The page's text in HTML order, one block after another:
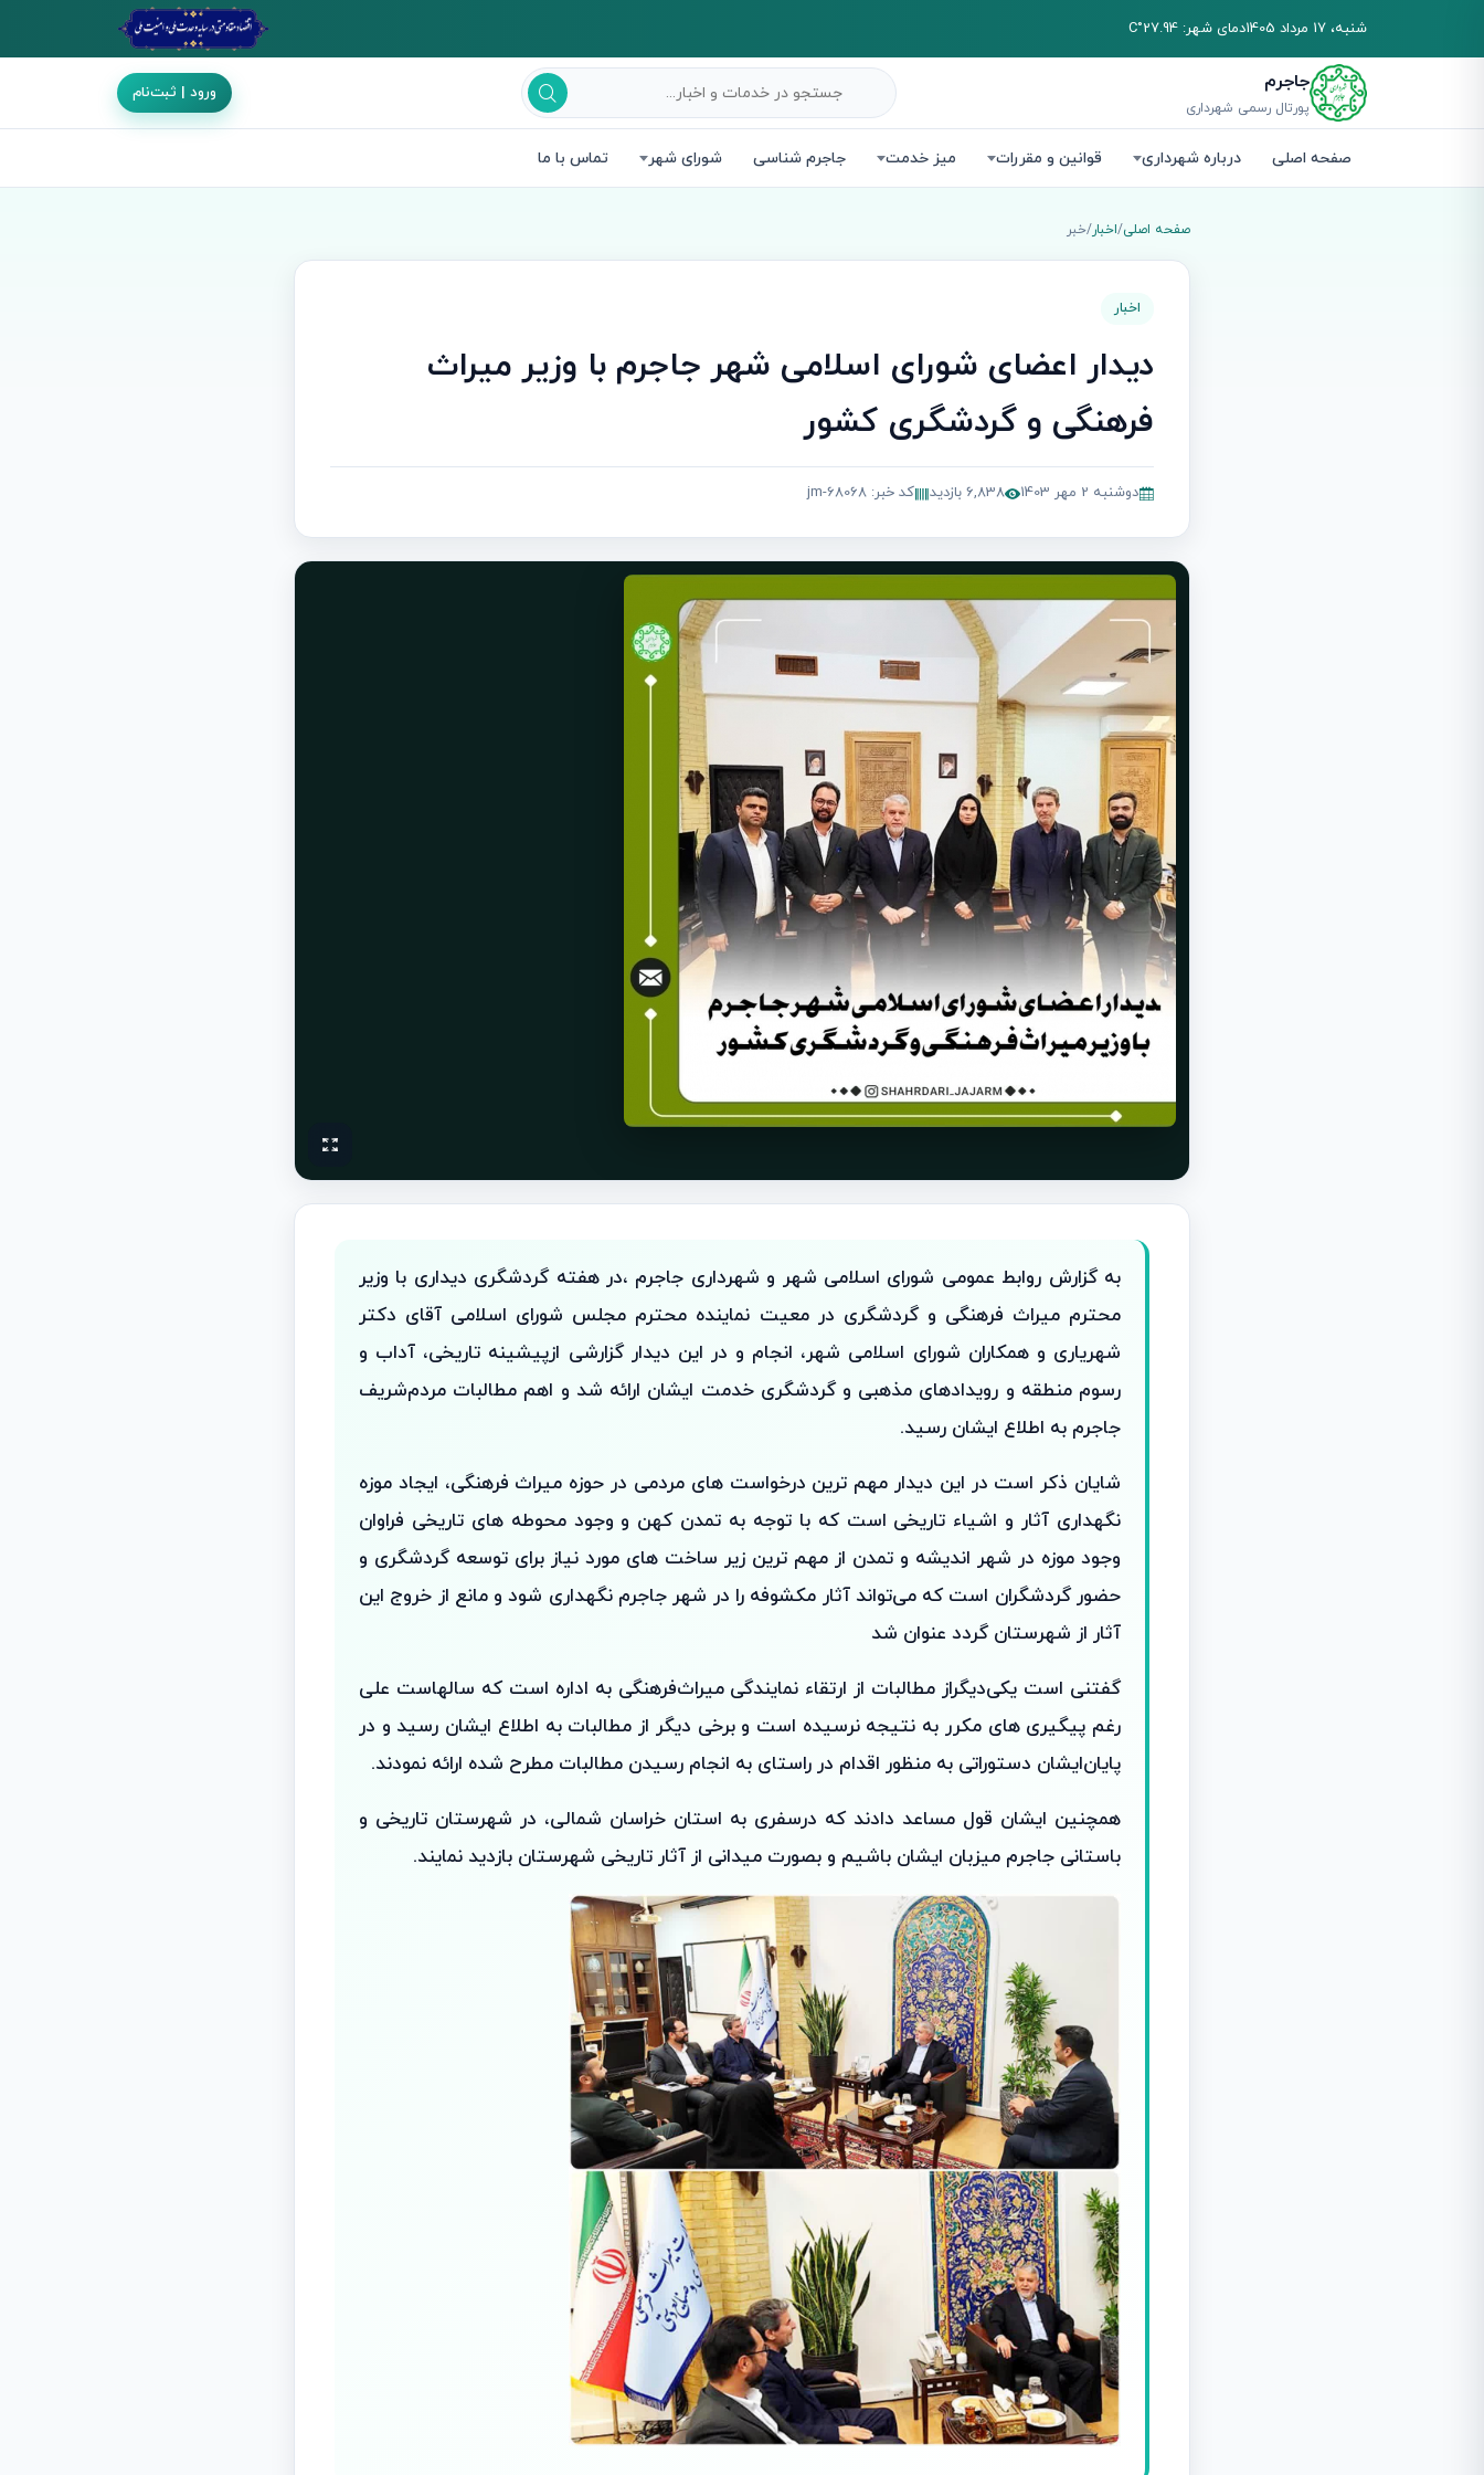
شنبه، 17 مرداد 1405 دمای شهر: 27.94°C
جاجرم
پورتال رسمی شهرداری
ورود | ثبت‌نام
صفحه اصلی درباره شهرداری قوانین و مقررات میز خدمت جاجرم شناسی شورای شهر تماس با ما
صفحه اصلی/اخبار/خبر
اخبار
دیدار اعضای شورای اسلامی شهر جاجرم با وزیر میراث
فرهنگی و گردشگری کشور
دوشنبه 2 مهر 1403 6,838 بازدید کد خبر: jm-68068
به گزارش روابط عمومی شورای اسلامی شهر و شهرداری جاجرم ،در هفته گردشگری دیداری با وزیر
محترم میراث فرهنگی و گردشگری در معیت نماینده محترم مجلس شورای اسلامی آقای دکتر
شهریاری و همکاران شورای اسلامی شهر، انجام و در این دیدار گزارشی ازپیشینه تاریخی، آداب و
رسوم منطقه و رویدادهای مذهبی و گردشگری خدمت ایشان ارائه شد و اهم مطالبات مردم‌شریف
جاجرم به اطلاع ایشان رسید.
شایان ذکر است در این دیدار مهم ترین درخواست های مردمی در حوزه میراث فرهنگی، ایجاد موزه
نگهداری آثار و اشیاء تاریخی است که با توجه به تمدن کهن و وجود محوطه های تاریخی فراوان
وجود موزه در شهر اندیشه و تمدن از مهم ترین زیر ساخت های مورد نیاز برای توسعه گردشگری و
حضور گردشگران است که می‌تواند آثار مکشوفه را در شهر جاجرم نگهداری شود و مانع از خروج این
آثار از شهرستان گردد عنوان شد
گفتنی است یکی‌دیگر‌از مطالبات از ارتقاء نمایندگی میراث‌فرهنگی به اداره است که سالهاست علی
رغم پیگیری های مکرر به نتیجه نرسیده است ‌و برخی دیگر از مطالبات به اطلاع ایشان رسید و در
پایان‌ایشان دستوراتی به منظور اقدام در راستای به انجام رسیدن مطالبات مطرح شده ارائه نمودند.
همچنین ایشان قول مساعد دادند که در‌سفری به استان خراسان شمالی، در شهرستان تاریخی و
باستانی جاجرم میزبان ایشان باشیم و بصورت میدانی از آثار تاریخی شهرستان بازدید نمایند.